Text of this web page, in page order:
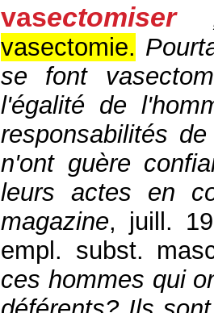
vasectomiser
vasectomie.
se font
l'égalité de
responsabilités
n'ont guère
leurs actes en
magazine, juill.
empl. subst.
ces hommes qui